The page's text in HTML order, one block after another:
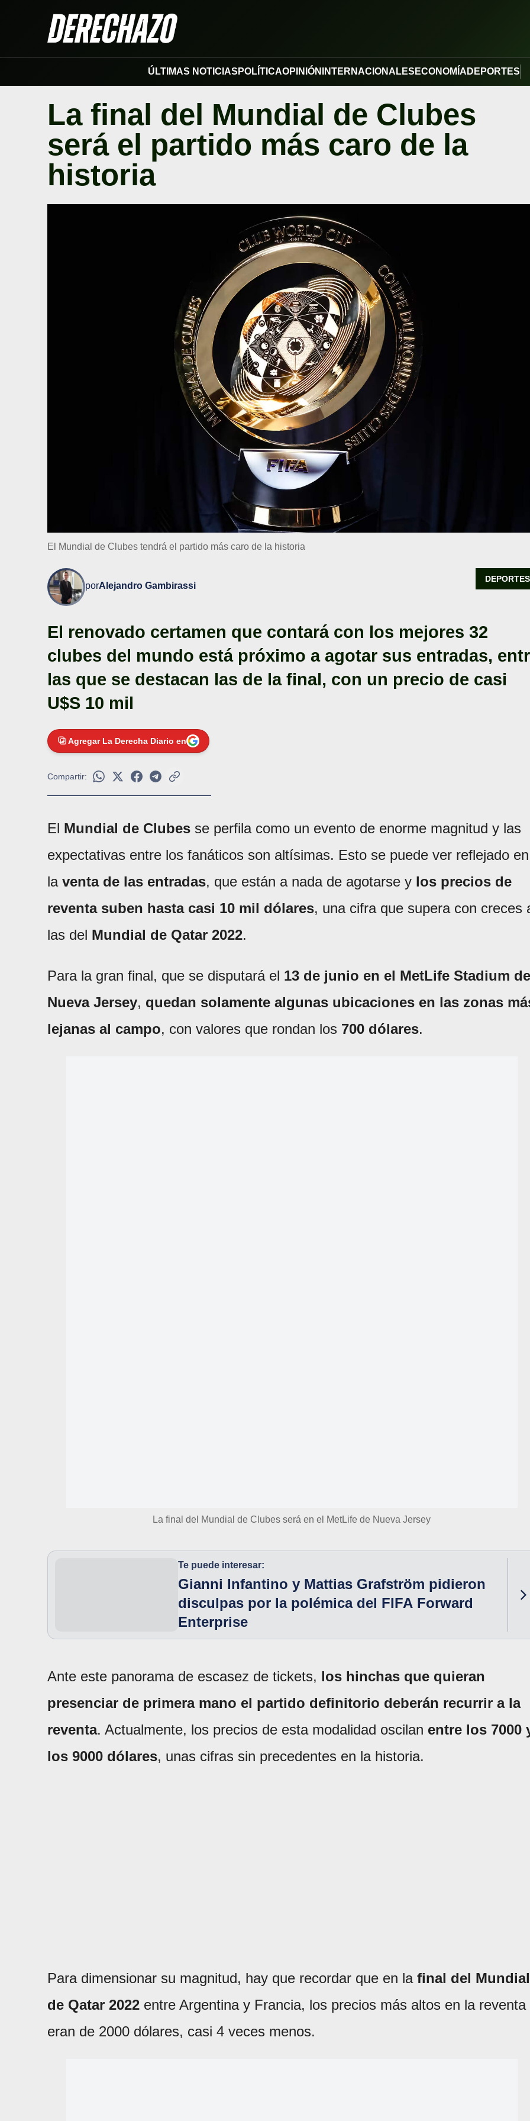
ÚLTIMAS NOTICIAS POLÍTICAOPINIÓN INTERNACIONALES ECONOMÍA DEPORTES
La final del Mundial de Clubes
será el partido más caro de la
historia
El Mundial de Clubes tendrá el partido más caro de la historia
porAlejandro Gambirassi
DEPORTES
El renovado certamen que contará con los mejores 32
clubes del mundo está próximo a agotar sus entradas,
las que se destacan las de la final, con un precio de casi
U$S 10 mil
Agregar La Derecha Diario en
Compartir:
El Mundial de Clubes se perfila como un evento de enorme magnitud y las
expectativas entre los fanáticos son altísimas. Esto se puede ver reflejado en
la venta de las entradas, que están a nada de agotarse y los precios de
reventa suben hasta casi 10 mil dólares, una cifra que supera con creces
las del Mundial de Qatar 2022.
Para la gran final, que se disputará el 13 de junio en el MetLife Stadium de
Nueva Jersey, quedan solamente algunas ubicaciones en las zonas
lejanas al campo, con valores que rondan los 700 dólares.
La final del Mundial de Clubes será en el MetLife de Nueva Jersey
Te puede interesar:
Gianni Infantino y Mattias Grafström pidieron
disculpas por la polémica del FIFA Forward
Enterprise
Ante este panorama de escasez de tickets, los hinchas que quieran
presenciar de primera mano el partido definitorio deberán recurrir a la
reventa. Actualmente, los precios de esta modalidad oscilan entre los 7000
los 9000 dólares, unas cifras sin precedentes en la historia.
Para dimensionar su magnitud, hay que recordar que en lafinal del Mundial
de Qatar 2022 entre Argentina y Francia, los precios más altos en la reventa
eran de 2000 dólares, casi 4 veces menos.